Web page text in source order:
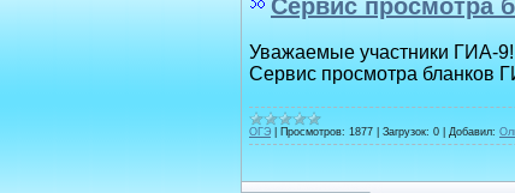
Сервис просмотра
Уважаемые участники ГИА-9!
Сервис просмотра бланков
ОГЭ Просмотров: 1877 Загрузок: 0 Добавил: